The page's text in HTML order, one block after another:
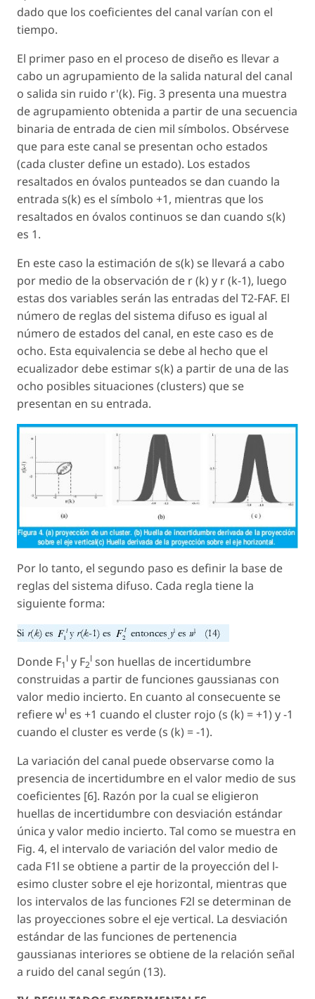
dado que los coeficientes del canal varían con el
tiempo.
El primer paso en el proceso de diseño es llevar a
cabo un agrupamiento de la salida natural del canal
o salida sin ruido r'(k). Fig. 3 presenta una muestra
de agrupamiento obtenida a partir de una secuencia
binaria de entrada de cien mil símbolos. Obsérvese
que para este canal se presentan ocho estados
(cada cluster define un estado). Los estados
resaltados en óvalos punteados se dan cuando la
entrada s(k) es el símbolo +1, mientras que los
resaltados en óvalos continuos se dan cuando s(k)
es 1.
En este caso la estimación de s(k) se llevará a cabo
por medio de la observación de r(k) y r (k-1), luego
estas dos variables serán las entradas del T2-FAF. El
número de reglas del sistema difuso es igual al
número de estados del canal, en este caso es de
ocho. Esta equivalencia se debe al hecho que el
ecualizador debe estimar s(k) a partir de una de las
ocho posibles situaciones (clusters) que se
presentan en su entrada.
Por lo tanto, el segundo paso es definir la base de
reglas del sistema difuso. Cada regla tiene la
siguiente forma:
Donde F1
l y F2
l son huellas de incertidumbre
construidas a partir de funciones gaussianas con
valor medio incierto. En cuanto al consecuente se
refiere wl es +1 cuando el cluster rojo (s (k) = +1) y -1
cuando el cluster es verde (s (k) = -1).
La variación del canal puede observarse como la
presencia de incertidumbre en el valor medio de sus
coeficientes [6]. Razón por la cual se eligieron
huellas de incertidumbre con desviación estándar
única y valor medio incierto. Tal como se muestra en
Fig. 4, el intervalo de variación del valor medio de
cada F1l se obtiene a partir de la proyección del l-
esimo cluster sobre el eje horizontal, mientras que
los intervalos de las funciones F2l se determinan de
las proyecciones sobre el eje vertical. La desviación
estándar de las funciones de pertenencia
gaussianas interiores se obtiene de la relación señal
a ruido del canal según (13).